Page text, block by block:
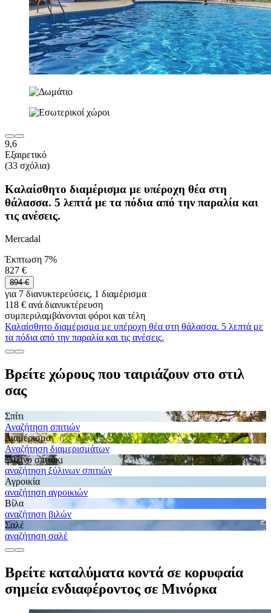
9,6
Εξαιρετικό
(33 σχόλια)
Καλαίσθητο διαμέρισμα με υπέροχη θέα στη
θάλασσα. 5 λεπτά με τα πόδια από την παραλία και
τις ανέσεις.
Mercadal
Έκπτωση 7%
827 €
894 €
για 7 διανυκτερεύσεις, 1 διαμέρισμα
118 € ανά διανυκτέρευση
συμπεριλαμβάνονται φόροι και τέλη
Καλαίσθητο διαμέρισμα με υπέροχη θέα στη θάλασσα. 5 λεπτά με
τα πόδια από την παραλία και τις ανέσεις.
Βρείτε χώρους που ταιριάζουν στο στιλ
σας
Σπίτι
Αναζήτηση σπιτιών
Διαμέρισμα
Αναζήτηση διαμερισμάτων
Ξύλινο σπιτάκι
αναζήτηση ξύλινων σπιτιών
Αγροικία
αναζήτηση αγροικιών
Βίλα
αναζήτηση βιλών
Σαλέ
αναζήτηση σαλέ
Βρείτε καταλύματα κοντά σε κορυφαία
σημεία ενδιαφέροντος σε Μινόρκα